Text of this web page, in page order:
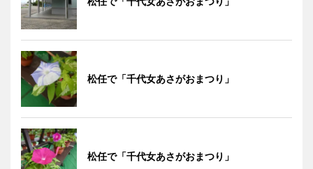
松任で「千代女あさがおまつり」
松任で「千代女あさがおまつり」